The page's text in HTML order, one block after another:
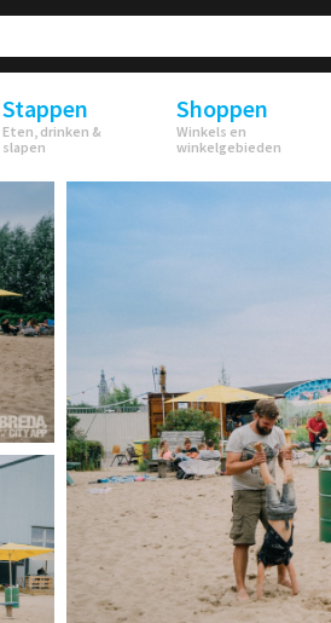
Stappen
Eten, drinken &
slapen
Shoppen
Winkels en
winkelgebieden